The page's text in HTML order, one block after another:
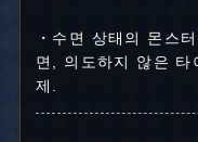
・수면 상태의 몬스
면, 의도하지 않은 타
제.